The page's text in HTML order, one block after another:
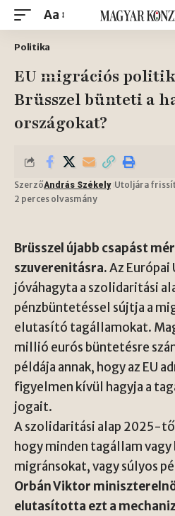
Aa
Politika
EU migrációs
Brüsszel bünteti a
országokat?
SzerzőAndrás Székely Utoljára
2 perces olvasmány
Brüsszel újabb csapást
szuverenitásra.Az Európai
jóváhagyta a szolidaritási
pénzbüntetéssel sújtja a
elutasító tagállamokat.
millió eurós büntetésre
példája annak, hogy az EU
figyelmen kívül hagyja a
jogait.
A szolidaritási alap 2025-
hogy minden tagállam
migránsokat, vagy súlyos
Orbán Viktor
elutasította ezt a